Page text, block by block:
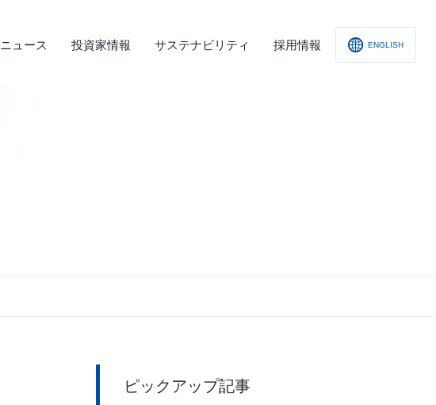
ニュース 投資家情報 サステナビリティ 採用情報 ENGLISH
ピックアップ記事